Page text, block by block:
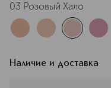
03 Розовый Хало
Наличие и доставка